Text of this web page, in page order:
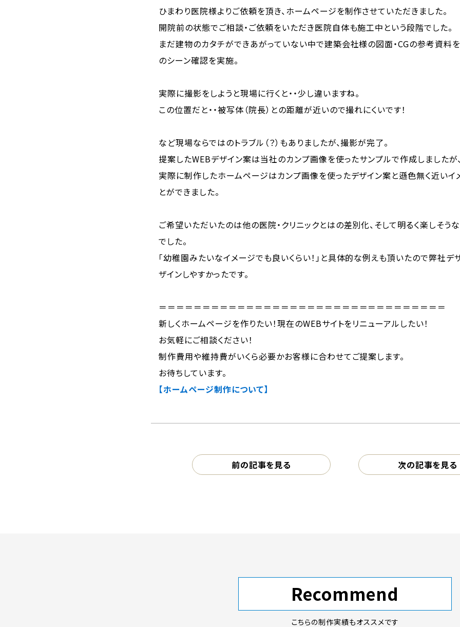
ひまわり医院様よりご依頼を頂き、ホームページを制作させていただきました。
開院前の状態でご相談・ご依頼をいただき医院自体も施工中という段階でした。
まだ建物のカタチができあがっていない中で建築会社様の図面・CGの参考資料
のシーン確認を実施。
実際に撮影をしようと現場に行くと・・少し違いますね。
この位置だと・・被写体（院長）との距離が近いので撮れにくいです！
など現場ならではのトラブル（？）もありましたが、撮影が完了。
提案したWEBデザイン案は当社のカンプ画像を使ったサンプルで作成しましたが、
実際に制作したホームページはカンプ画像を使ったデザイン案と遜色無く近いイ
とができました。
ご希望いただいたのは他の医院・クリニックとはの差別化、そして明るく楽しそう
でした。
「幼稚園みたいなイメージでも良いくらい！」と具体的な例えも頂いたので弊社デ
ザインしやすかったです。
＝＝＝＝＝＝＝＝＝＝＝＝＝＝＝＝＝＝＝＝＝＝＝＝＝＝＝＝＝＝＝＝＝
新しくホームページを作りたい！現在のWEBサイトをリニューアルしたい！
お気軽にご相談ください！
制作費用や維持費がいくら必要かお客様に合わせてご提案します。
お待ちしています。
【ホームページ制作について】
前の記事を見る 次の記事を見る
Recommend
こちらの制作実績もオススメです